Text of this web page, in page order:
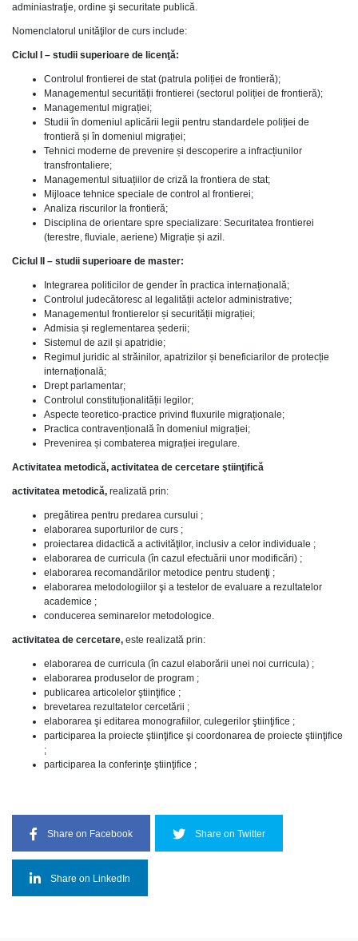
adminiastraţie, ordine şi securitate publică.
Nomenclatorul unităţilor de curs include:
Ciclul I – studii superioare de licenţă:
Controlul frontierei de stat (patrula poliției de frontieră);
Managementul securității frontierei (sectorul poliției de frontieră);
Managementul migrației;
Studii în domeniul aplicării legii pentru standardele poliției de
frontieră și în domeniul migrației;
Tehnici moderne de prevenire și descoperire a infracțiunilor
transfrontaliere;
Managementul situațiilor de criză la frontiera de stat;
Mijloace tehnice speciale de control al frontierei;
Analiza riscurilor la frontieră;
Disciplina de orientare spre specializare: Securitatea frontierei
(terestre, fluviale, aeriene) Migrație și azil.
Ciclul II – studii superioare de master:
Integrarea politicilor de gender în practica internațională;
Controlul judecătoresc al legalității actelor administrative;
Managementul frontierelor și securității migrației;
Admisia și reglementarea șederii;
Sistemul de azil și apatridie;
Regimul juridic al străinilor, apatrizilor și beneficiarilor de protecție
internațională;
Drept parlamentar;
Controlul constituționalității legilor;
Aspecte teoretico-practice privind fluxurile migraționale;
Practica contravențională în domeniul migrației;
Prevenirea și combaterea migrației iregulare.
Activitatea metodică, activitatea de cercetare ştiinţifică
activitatea metodică, realizată prin:
pregătirea pentru predarea cursului ;
elaborarea suporturilor de curs ;
proiectarea didactică a activităţilor, inclusiv a celor individuale ;
elaborarea de curricula (în cazul efectuării unor modificări) ;
elaborarea recomandărilor metodice pentru studenţi ;
elaborarea metodologiilor şi a testelor de evaluare a rezultatelor
academice ;
conducerea seminarelor metodologice.
activitatea de cercetare, este realizată prin:
elaborarea de curricula (în cazul elaborării unei noi curricula) ;
elaborarea produselor de program ;
publicarea articolelor ştiinţifice ;
brevetarea rezultatelor cercetării ;
elaborarea şi editarea monografiilor, culegerilor ştiinţifice ;
participarea la proiecte ştiinţifice şi coordonarea de proiecte ştiinţifice
;
participarea la conferinţe ştiinţifice ;
Share on Facebook Share on Twitter
Share on LinkedIn